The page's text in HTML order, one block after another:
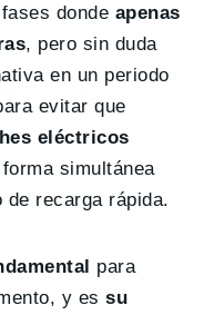
donde apenas
, pero sin duda
en un periodo
evitar que
eléctricos
simultánea
recarga rápida.
para
y essu